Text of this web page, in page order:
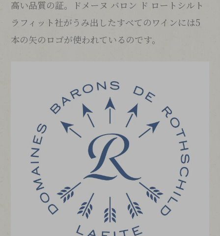
高い品質の証。ドメーヌ バロン ド ロートシルト
ラフィット社がうみ出したすべてのワインには5
本の矢のロゴが使われているのです。